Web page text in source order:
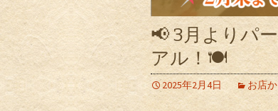
📢 3月よりパ
アル！🍽
2025年2月4日 お店